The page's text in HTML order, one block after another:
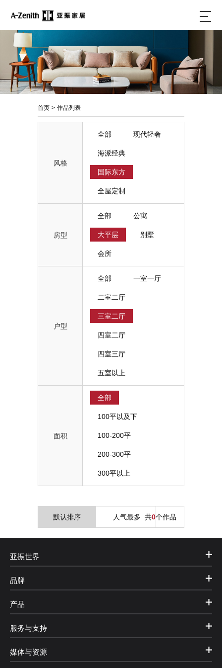
首页 > 作品列表
风格
全部 现代轻奢
海派经典
国际东方
全屋定制
房型
全部 公寓
大平层 别墅
会所
户型
全部 一室一厅
二室二厅
三室二厅
四室二厅
四室三厅
五室以上
面积
全部
100平以及下
100-200平
200-300平
300平以上
默认排序 人气最多 共0个作品
亚振世界
品牌
产品
服务与支持
媒体与资源